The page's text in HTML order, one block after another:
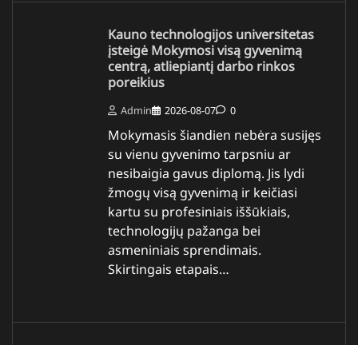
Kauno technologijos universitetas
įsteigė Mokymosi visą gyvenimą
centrą, atliepiantį darbo rinkos
poreikius
Admin 2026-08-07 0
Mokymasis šiandien nebėra susijęs
su vienu gyvenimo tarpsniu ar
nesibaigia gavus diplomą. Jis lydi
žmogų visą gyvenimą ir keičiasi
kartu su profesiniais iššūkiais,
technologijų pažanga bei
asmeniniais sprendimais.
Skirtingais etapais…